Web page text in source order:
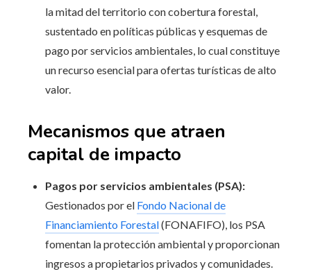
la mitad del territorio con cobertura forestal,
sustentado en políticas públicas y esquemas de
pago por servicios ambientales, lo cual constituye
un recurso esencial para ofertas turísticas de alto
valor.
Mecanismos que atraen
capital de impacto
Pagos por servicios ambientales (PSA):
Gestionados por el Fondo Nacional de
Financiamiento Forestal(FONAFIFO), los PSA
fomentan la protección ambiental y proporcionan
ingresos a propietarios privados y comunidades.